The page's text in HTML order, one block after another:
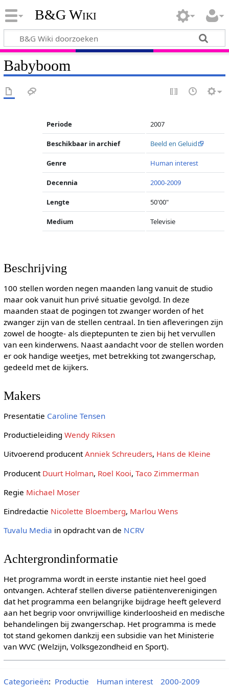
B&G Wiki
Babyboom
Periode 2007
Beschikbaar in archief Beeld en Geluid
Genre Human interest
Decennia 2000-2009
Lengte 50'00"
Medium Televisie
Beschrijving
100 stellen worden negen maanden lang vanuit de studio
maar ook vanuit hun privé situatie gevolgd. In deze
maanden staat de pogingen tot zwanger worden of het
zwanger zijn van de stellen centraal. In tien afleveringen zijn
zowel de hoogte- als dieptepunten te zien bij het vervullen
van een kinderwens. Naast aandacht voor de stellen worden
er ook handige weetjes, met betrekking tot zwangerschap,
gedeeld met de kijkers.
Makers
Presentatie Caroline Tensen
Productieleiding Wendy Riksen
Uitvoerend producentAnniek Schreuders, Hans de Kleine
Producent Duurt Holman, Roel Kooi, Taco Zimmerman
Regie Michael Moser
Eindredactie Nicolette Bloemberg, Marlou Wens
Tuvalu Media in opdracht van de NCRV
Achtergrondinformatie
Het programma wordt in eerste instantie niet heel goed
ontvangen. Achteraf stellen diverse patiëntenverenigingen
dat het programma een belangrijke bijdrage heeft geleverd
aan het begrip voor onvrijwillige kinderloosheid en medische
behandelingen bij zwangerschap. Het programma is mede
tot stand gekomen dankzij een subsidie van het Ministerie
van WVC (Welzijn, Volksgezondheid en Sport).
Categorieën: Productie Human interest
2000-2009